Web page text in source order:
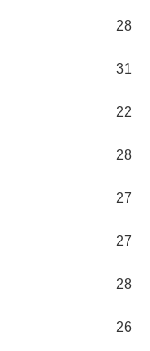
28
31
22
28
27
27
28
26